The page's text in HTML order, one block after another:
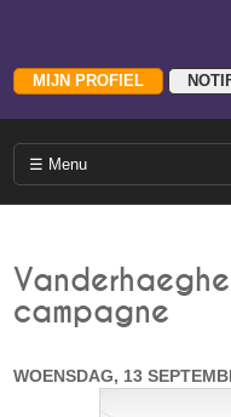
campagne
WOENSDAG, 13